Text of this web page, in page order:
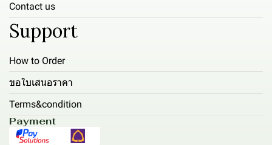
Contact us
Support
How to Order
ขอใบเสนอราคา
Terms&condition
Payment